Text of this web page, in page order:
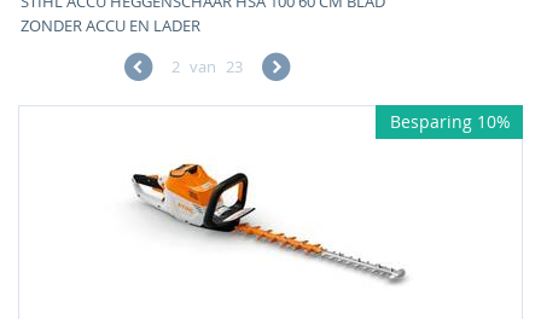
ZONDER ACCU EN LADER
2 van 23
Besparing 10%